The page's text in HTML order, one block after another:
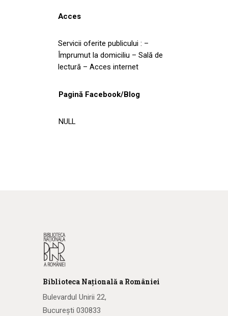
Acces
Servicii oferite publicului : –
Împrumut la domiciliu – Sală de
lectură – Acces internet
Pagină Facebook/Blog
NULL
Biblioteca Națională a României
Bulevardul Unirii 22,
București 030833